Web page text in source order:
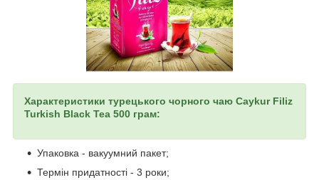
Характеристики турецького чорного чаю Caykur Filiz
Turkish Black Tea 500 грам:
Упаковка - вакуумний пакет;
Термін придатності - 3 роки;